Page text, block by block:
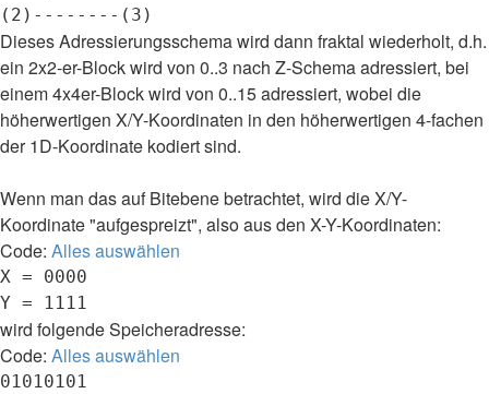
Dieses Adressierungsschema wird dann fraktal wiederholt, d.h.
ein 2x2-er-Block wird von 0..3 nach Z-Schema adressiert, bei
einem 4x4er-Block wird von 0..15 adressiert, wobei die
höherwertigen X/Y-Koordinaten in den höherwertigen 4-fachen
der 1D-Koordinate kodiert sind.
Wenn man das auf Bitebene betrachtet, wird die X/Y-
Koordinate "aufgespreizt", also aus den X-Y-Koordinaten:
Code: Alles auswählen
X = 0000
Y = 1111
wird folgende Speicheradresse:
Code: Alles auswählen
01010101